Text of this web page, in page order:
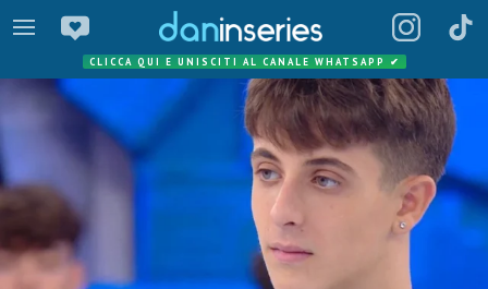
CLICCA QUI E UNISCITI AL CANALE WHATSAPP ✔